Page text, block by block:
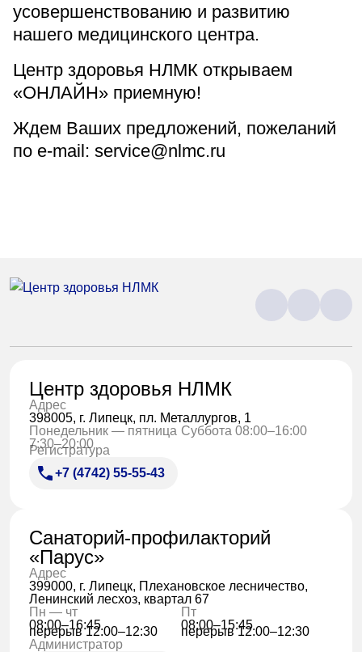
усовершенствованию и развитию
нашего медицинского центра.
Центр здоровья НЛМК открываем
«ОНЛАЙН» приемную!
Ждем Ваших предложений, пожеланий
по e-mail: service@nlmc.ru
Центр здоровья НЛМК
Адрес
398005, г. Липецк, пл. Металлургов, 1
Понедельник — пятница
7:30–20:00
Суббота 08:00–16:00
Регистратура
+7 (4742) 55-55-43
Санаторий-профилакторий
«Парус»
Адрес
399000, г. Липецк, Плехановское лесничество,
Ленинский лесхоз, квартал 67
Пн — чт
08:00–16:45
перерыв 12:00–12:30
Пт
08:00–15:45
перерыв 12:00–12:30
Администратор